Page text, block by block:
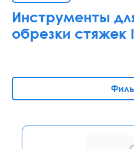
Инструменты
обрезки стяжек